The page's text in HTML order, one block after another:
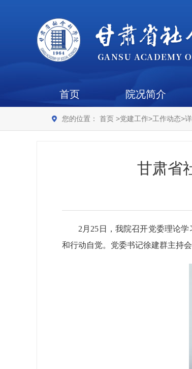
首页 院况简介
您的位置： 首页 >党建工作>工作动态>
甘肃省
2月25日，我院召开党委理论
和行动自觉。党委书记徐建群主持